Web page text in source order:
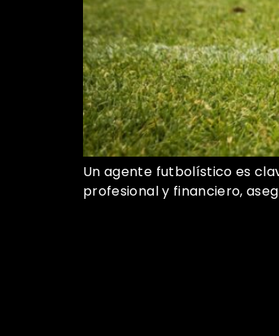
Un agente futbolístico es
profesional y financiero,